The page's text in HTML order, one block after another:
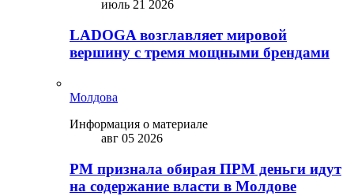
июль 21 2026
LADOGA возглавляет мировой
вершину с тремя мощными брендами
Молдова
Информация о материале
авг 05 2026
PM признала обирая ПРМ деньги идут
на содержание власти в Молдове